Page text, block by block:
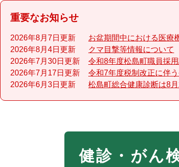
重要なお知らせ
2026年8月7日更新
お盆期間中における医療
2026年8月4日更新
クマ目撃等情報について
2026年7月30日更新
令和8年度松島町職員採
2026年7月17日更新
令和7年度税制改正に伴
2026年6月3日更新
松島町総合健康診断は8
健診・がん